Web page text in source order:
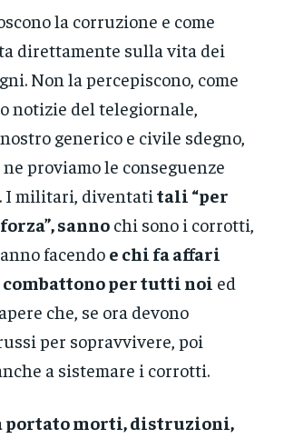
la corruzione e come
direttamente sulla vita dei
Non la percepiscono, come
notizie del telegiornale,
generico e civile sdegno,
ne proviamo le conseguenze
I militari, diventati tali “per
sanno chi sono i corrotti,
facendo e chi fa affari
per tutti noi ed
che, se ora devono
per sopravvivere, poi
a sistemare i corrotti.
portato morti, distruzioni,